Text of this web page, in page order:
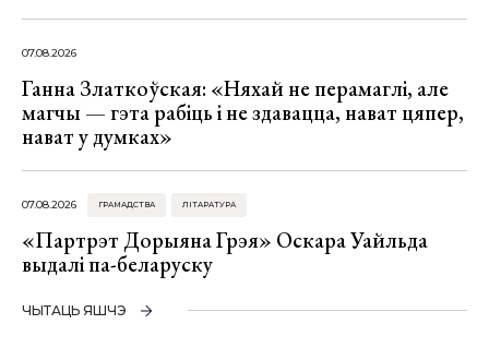
07.08.2026
Ганна Златкоўская: «Няхай не перамаглі, але
магчы — гэта рабіць і не здавацца, нават цяпер,
нават у думках»
07.08.2026 ГРАМАДСТВА ЛІТАРАТУРА
«Партрэт Дорыяна Грэя» Оскара Уайльда
выдалі па-беларуску
ЧЫТАЦЬ ЯШЧЭ